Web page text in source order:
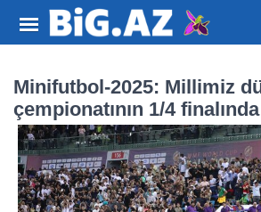
Minifutbol-2025: Millimiz
çempionatının 1/4 finalında